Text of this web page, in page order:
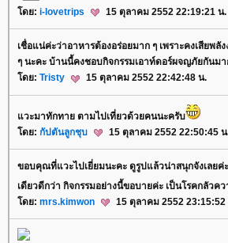
ดย: i-lovetrips 15 ตุลาคม 2552 22:19:21 น.
เชื่อแน่ค่ะว่าอาหารต้องอร่อยมาก ๆ เพราะคงเสียพลั
ๆ นะคะ บ้านนี้คงชอบกิจกรรมเอาท์ดอร์ผจญภัยกันมา
ดย: Tristy 15 ตุลาคม 2552 22:42:48 น.
วะมาทักทาย ตามไปเที่ยวด้วยคนนะครับ
ดย: กัปตันลูกชุบ 15 ตุลาคม 2552 22:50:45
ขอบคุณที่แวะไปเยี่ยมนะคะ ดูรูปแล้วน่าสนุกจังเลย
เดียวดีกว่า กิจกรรมอย่างนี้ขอบายค่ะ เป็นโรคกลัวคว
ดย: mrs.kimwon 15 ตุลาคม 2552 23:15:52